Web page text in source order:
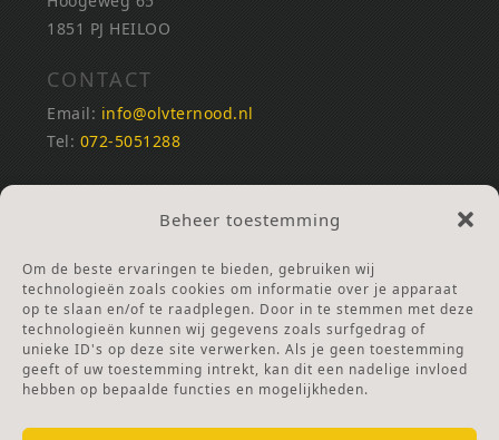
Beheer toestemming
Om de beste ervaringen te bieden, gebruiken wij
technologieën zoals cookies om informatie over je apparaat
op te slaan en/of te raadplegen. Door in te stemmen met deze
technologieën kunnen wij gegevens zoals surfgedrag of
unieke ID's op deze site verwerken. Als je geen toestemming
geeft of uw toestemming intrekt, kan dit een nadelige invloed
hebben op bepaalde functies en mogelijkheden.
1851 PJ HEILOO
CONTACT
Email: info@olvternood.nl
Tel: 072-5051288
REKENINGNUMMERS
NL25INGB0000672168
Ga naar Doneren
ANBI Stichting
RSIN nummer:002832987